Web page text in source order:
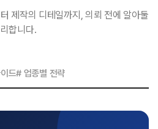
제작의 디테일까지, 의뢰 전에 알아둘
합니다.
드# 업종별 전략